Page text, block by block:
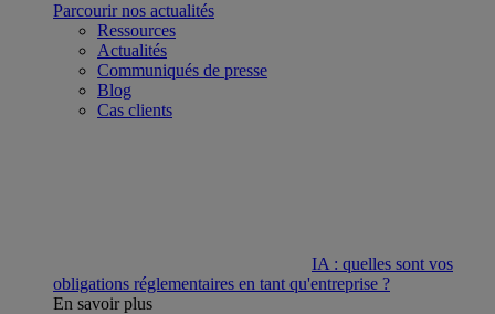
Parcourir nos actualités
Ressources
Actualités
Communiqués de presse
Blog
Cas clients
IA : quelles sont vos
obligations réglementaires en tant qu'entreprise ?
En savoir plus